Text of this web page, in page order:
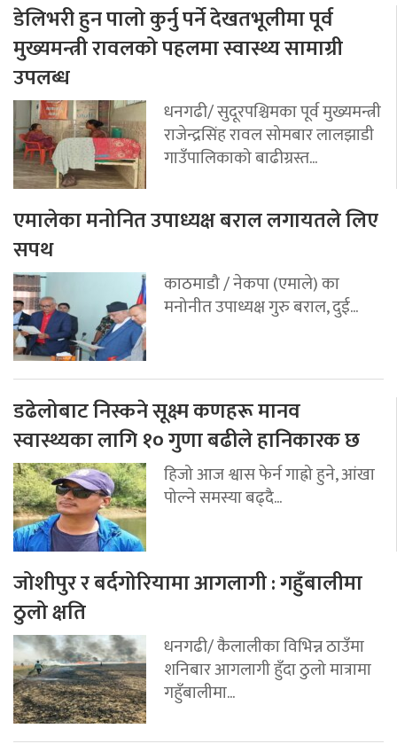
डेलिभरी हुन पालो कुर्नु पर्ने देखतभूलीमा पूर्व
मुख्यमन्त्री रावलको पहलमा स्वास्थ्य सामाग्री
उपलब्ध
धनगढी/ सुदूरपश्चिमका पूर्व मुख्यमन्त्री
राजेन्द्रसिंह रावल सोमबार लालझाडी
गाउँपालिकाको बाढीग्रस्त...
एमालेका मनोनित उपाध्यक्ष बराल लगायतले लिए
सपथ
काठमाडौ / नेकपा (एमाले) का
मनोनीत उपाध्यक्ष गुरु बराल, दुई...
डढेलोबाट निस्कने सूक्ष्म कणहरू मानव
स्वास्थ्यका लागि १० गुणा बढीले हानिकारक छ
हिजो आज श्वास फेर्न गाह्रो हुने, आंखा
पोल्ने समस्या बढ्दै...
जोशीपुर र बर्दगोरियामा आगलागी : गहुँबालीमा
ठुलो क्षति
धनगढी/ कैलालीका विभिन्न ठाउँमा
शनिबार आगलागी हुँदा ठुलो मात्रामा
गहुँबालीमा...